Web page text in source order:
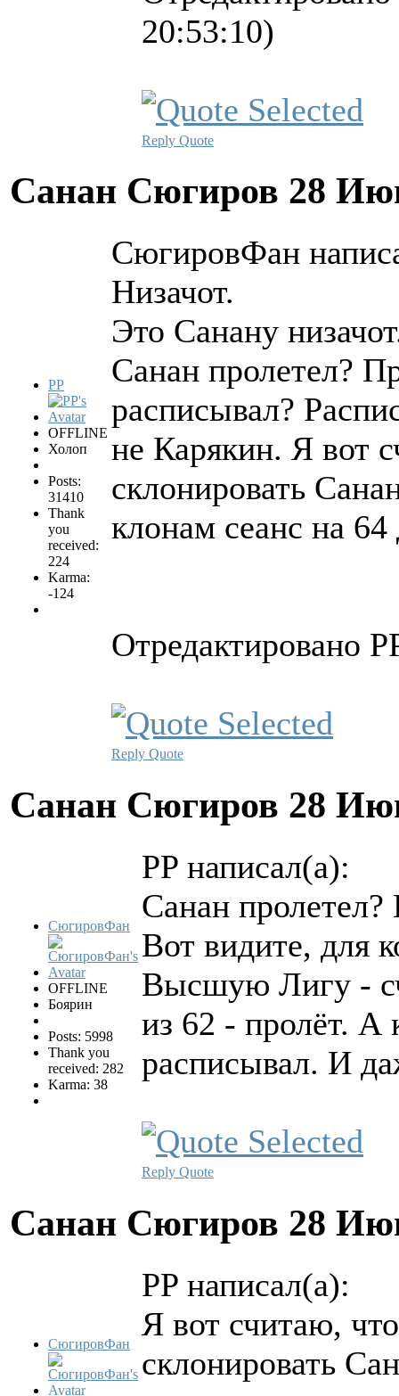
20:53:10)
Reply Quote
Санан Сюгиров 28
PP
OFFLINE
Холоп
Posts:
31410
Thank
you
received:
224
Karma:
-124
СюгировФан
Низачот.
Это Санану
Санан пролетел?
расписывал?
не Карякин. Я вот
склонировать
клонам сеанс на 64
Отредактировано
Reply Quote
Санан Сюгиров 28
СюгировФан
OFFLINE
Боярин
Posts: 5998
Thank you
received: 282
Karma: 38
PP написал(а):
Санан пролетел?
Вот видите, для
Высшую Лигу -
из 62 - пролёт. А
расписывал. И
Reply Quote
Санан Сюгиров 28
СюгировФан
PP написал(а):
Я вот считаю,
склонировать